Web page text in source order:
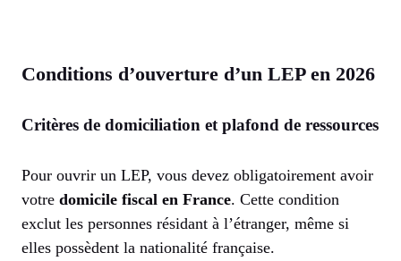
Conditions d’ouverture d’un LEP en 2026
Critères de domiciliation et plafond de ressources
Pour ouvrir un LEP, vous devez obligatoirement avoir
votre domicile fiscal en France. Cette condition
exclut les personnes résidant à l’étranger, même si
elles possèdent la nationalité française.